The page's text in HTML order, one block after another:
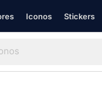
Iconos Stickers